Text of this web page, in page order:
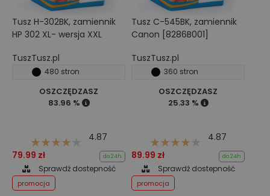
Tusz H-302BK, zamiennik
HP 302 XL- wersja XXL
TuszTusz.pl
480 stron
OSZCZĘDZASZ
83.96 %
4.87
79.99 zł
do 24h
Sprawdź dostepność
promocja
Tusz C-545BK, zamiennik
Canon [8286B001]
TuszTusz.pl
360 stron
OSZCZĘDZASZ
25.33 %
4.87
89.99 zł
do 24h
Sprawdź dostepność
promocja